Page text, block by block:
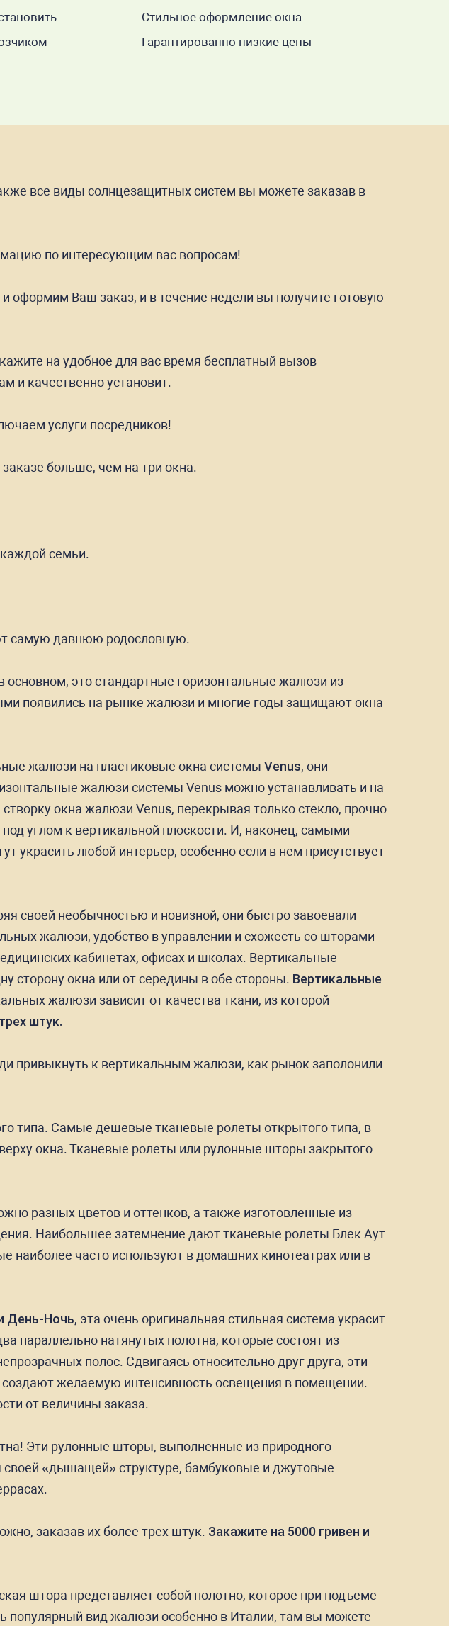
Стильное оформление окна
Гарантированно низкие цены
все виды солнцезащитных систем вы можете заказав в
по интересующим вас вопросам!
Ваш заказ, и в течение недели вы получите готовую
на удобное для вас время бесплатный вызов
и качественно установит.
услуги посредников!
больше, чем на три окна.
семьи.
самую давнюю родословную.
это стандартные горизонтальные жалюзи из
появились на рынке жалюзи и многие годы защищают окна
жалюзи на пластиковые окна системы Venus, они
жалюзи системы Venus можно устанавливать и на
окна жалюзи Venus, перекрывая только стекло, прочно
углом к вертикальной плоскости. И, наконец, самыми
любой интерьер, особенно если в нем присутствует
своей необычностью и новизной, они быстро завоевали
жалюзи, удобство в управлении и схожесть со шторами
кабинетах, офисах и школах. Вертикальные
сторону окна или от середины в обе стороны. Вертикальные
жалюзи зависит от качества ткани, из которой
штук.
привыкнуть к вертикальным жалюзи, как рынок заполонили
типа. Самые дешевые тканевые ролеты открытого типа, в
окна. Тканевые ролеты или рулонные шторы закрытого
разных цветов и оттенков, а также изготовленные из
Наибольшее затемнение дают тканевые ролеты Блек Аут
часто используют в домашних кинотеатрах или в
День-Ночь, эта очень оригинальная стильная система украсит
параллельно натянутых полотна, которые состоят из
полос. Сдвигаясь относительно друг друга, эти
создают желаемую интенсивность освещения в помещении.
от величины заказа.
Эти рулонные шторы, выполненные из природного
своей «дышащей» структуре, бамбуковые и джутовые
заказав их более трех штук. Закажите на 5000 гривен и
штора представляет собой полотно, которое при подъеме
популярный вид жалюзи особенно в Италии, там вы можете